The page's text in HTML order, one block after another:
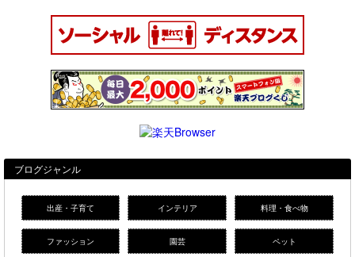
ブログジャンル
出産・子育て インテリア 料理・食べ物
ファッション 園芸 ペット